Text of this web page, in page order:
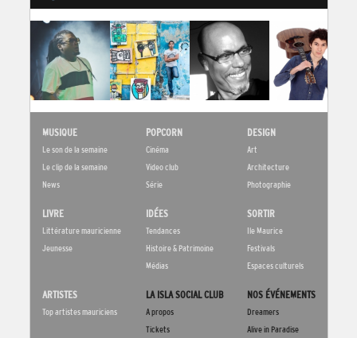
MUSIQUE
Le son de la semaine
Le clip de la semaine
News
POPCORN
Cinéma
Video club
Série
DESIGN
Art
Architecture
Photographie
LIVRE
Littérature mauricienne
Jeunesse
IDÉES
Tendances
Histoire & Patrimoine
Médias
SORTIR
Ile Maurice
Festivals
Espaces culturels
ARTISTES
Top artistes mauriciens
LA ISLA SOCIAL CLUB
A propos
Tickets
NOS ÉVÉNEMENTS
Dreamers
Alive in Paradise